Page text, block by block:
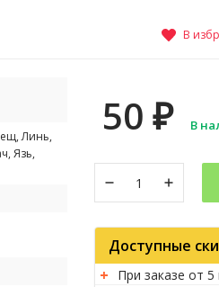
В
Линь,
Язь,
В
50 ₽
Доступные
При заказе от 5